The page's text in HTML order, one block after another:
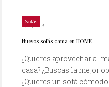
Sofás
11/01/2013
Nuevos sofás cama en HOME
¿Quieres aprovechar al
casa? ¿Buscas la mejor
¿Quieres un sofá cómodo